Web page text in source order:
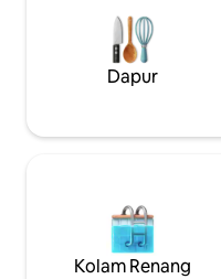
sini untuk percutian
yang tenang atau
kawasan bukit, The Edens
menjanjikan ketenangan,
semula jadi.
Dapur
Kolam Renang